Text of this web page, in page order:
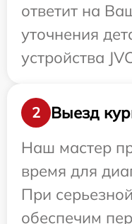
ответит на
уточнения
устройства
2
Выезд
Наш мастер
время для
При
обеспечим